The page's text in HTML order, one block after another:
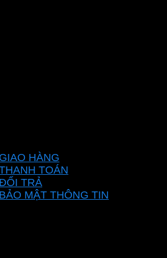
HÀNG
TOÁN
TRẢ
MẬT THÔNG TIN